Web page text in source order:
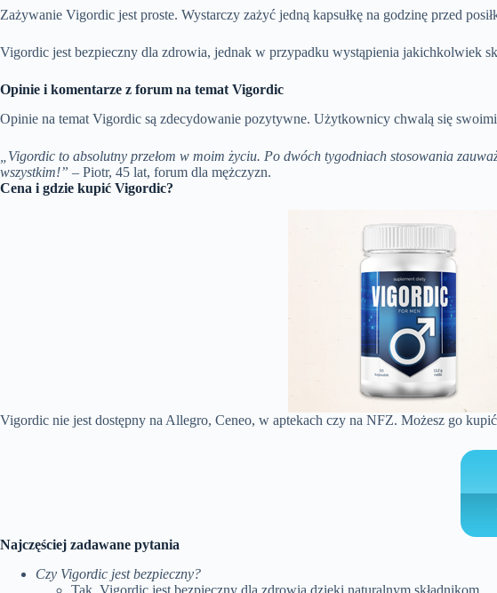
Zażywanie Vigordic jest proste. Wystarczy zażyć jedną kapsułkę na godzinę przed
Vigordic jest bezpieczny dla zdrowia, jednak w przypadku wystąpienia jakichkolwiek
Opinie i komentarze z forum na temat Vigordic
Opinie na temat Vigordic są zdecydowanie pozytywne. Użytkownicy chwalą się
„Vigordic to absolutny przełom w moim życiu. Po dwóch tygodniach stosowania
wszystkim!” – Piotr, 45 lat, forum dla mężczyzn.
Cena i gdzie kupić Vigordic?
Vigordic nie jest dostępny na Allegro, Ceneo, w aptekach czy na NFZ. Możesz go
Najczęściej zadawane pytania
Czy Vigordic jest bezpieczny?
Tak, Vigordic jest bezpieczny dla zdrowia dzięki naturalnym składnikom.